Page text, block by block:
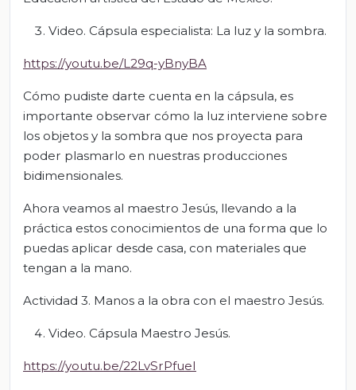
Video. Cápsula especialista: La luz y la sombra.
https://youtu.be/L29q-yBnyBA
Cómo pudiste darte cuenta en la cápsula, es
importante observar cómo la luz interviene sobre
los objetos y la sombra que nos proyecta para
poder plasmarlo en nuestras producciones
bidimensionales.
Ahora veamos al maestro Jesús, llevando a la
práctica estos conocimientos de una forma que lo
puedas aplicar desde casa, con materiales que
tengan a la mano.
Actividad 3. Manos a la obra con el maestro Jesús.
Video. Cápsula Maestro Jesús.
https://youtu.be/22LvSrPfueI